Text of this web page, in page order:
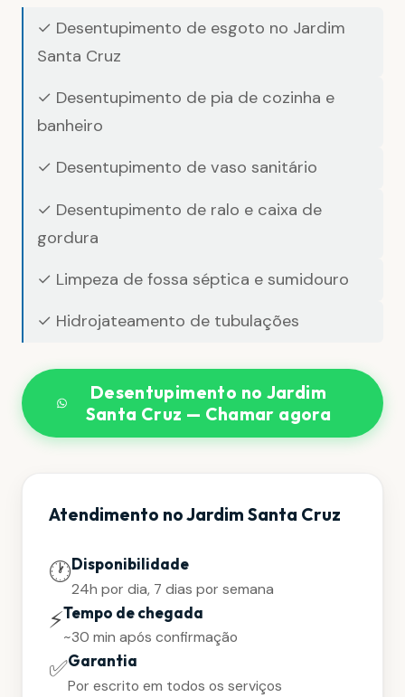
✓ Desentupimento de esgoto no Jardim
Santa Cruz
✓ Desentupimento de pia de cozinha e
banheiro
✓ Desentupimento de vaso sanitário
✓ Desentupimento de ralo e caixa de
gordura
✓ Limpeza de fossa séptica e sumidouro
✓ Hidrojateamento de tubulações
Desentupimento no Jardim
Santa Cruz — Chamar agora
Atendimento no Jardim Santa Cruz
🕐Disponibilidade
24h por dia, 7 dias por semana
⚡Tempo de chegada
~30 min após confirmação
✅Garantia
Por escrito em todos os serviços